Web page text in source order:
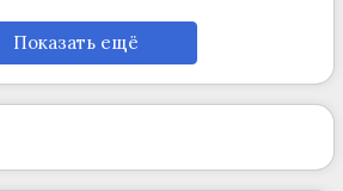
Показать ещё